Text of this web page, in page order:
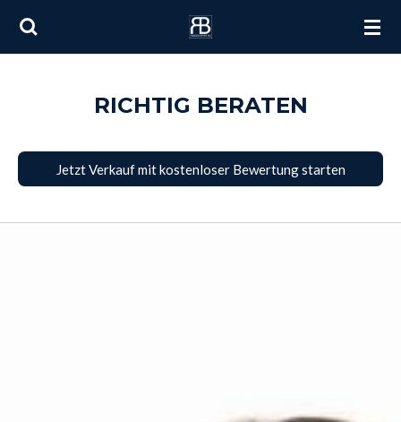
Zum
RICHTIG BERATEN
Jetzt Verkauf mit kostenloser Bewertung starten